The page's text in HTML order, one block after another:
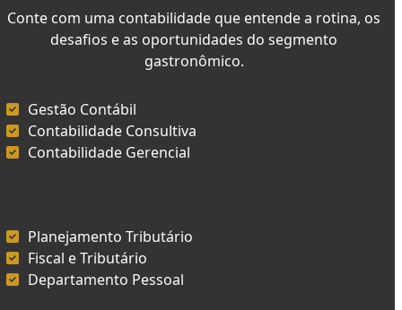
Conte com uma contabilidade que entende a rotina, os
desafios e as oportunidades do segmento
gastronômico.
Gestão Contábil
Contabilidade Consultiva
Contabilidade Gerencial
Planejamento Tributário
Fiscal e Tributário
Departamento Pessoal